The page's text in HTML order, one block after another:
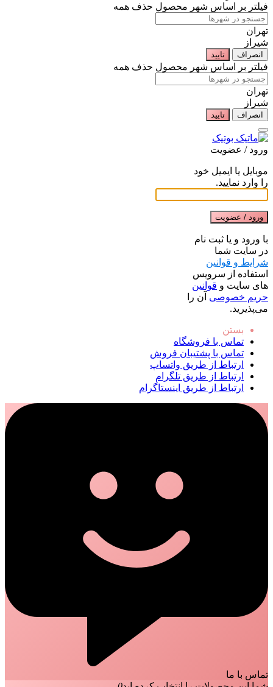
فیلتر بر اساس شهر محصول حذف همه
تهران
شیراز
انصراف تایید
فیلتر بر اساس شهر محصول حذف همه
تهران
شیراز
انصراف تایید
ورود / عضویت
موبایل یا ایمیل خود
را وارد نمایید.
ورود / عضویت
با ورود و یا ثبت نام
در سایت شما
شرایط و قوانین
استفاده از سرویس
های سایت و قوانین
حریم خصوصی آن را
می‌پذیرید.
بستن
تماس با فروشگاه
تماس با پشتیبان فروش
ارتباط از طریق واتساپ
ارتباط از طریق تلگرام
ارتباط از طریق اینستاگرام
تماس با ما